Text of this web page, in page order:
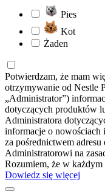
Pies
Kot
Żaden
Potwierdzam, że mam
otrzymywanie od Nestle
„Administrator”)
dotyczących produktów
Administratora
informacje o nowościach
za pośrednictwem adresu
Administratorowi na
Rozumiem, że w
Dowiedz się więcej